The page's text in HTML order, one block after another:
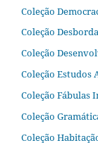
Coleção
Coleção
Coleção
Coleção Estudos
Coleção Fábulas
Coleção
Coleção